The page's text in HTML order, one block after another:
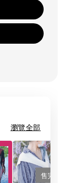
瀏覽全部
售完